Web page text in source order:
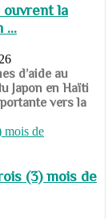
ouvrent la
...
d’aide au
Japon en Haïti
vers la
(3) mois de